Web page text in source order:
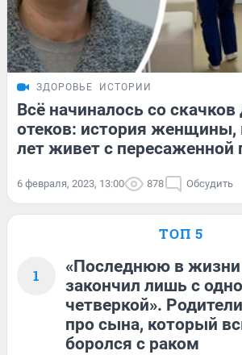
ЗДОРОВЬЕ ИСТОРИИ
Всё начиналось со скачков
отеков: история женщины,
лет живет с пересаженной
6 февраля, 2023, 13:00 878 Обсудить
ТОП 5
1
«Последнюю в жизни
закончил лишь с
четверкой».
про сына, который
боролся с раком